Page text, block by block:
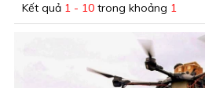
Kết quả 1 - 10 trong khoảng 1